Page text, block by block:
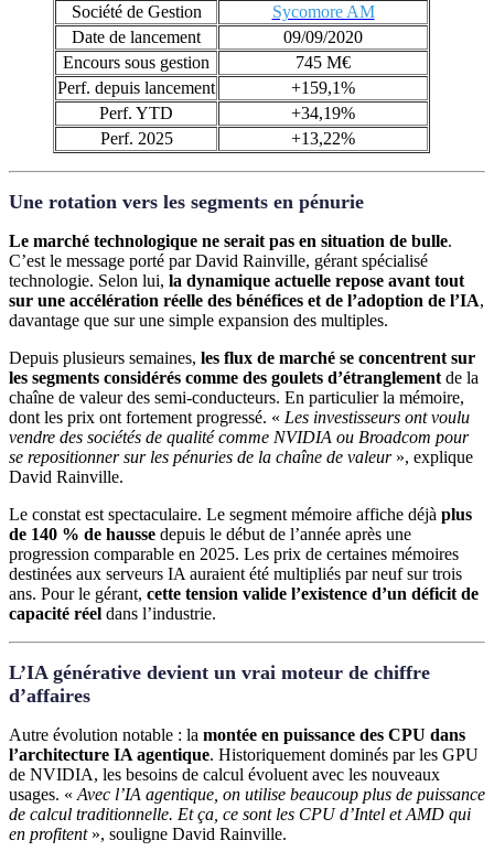
Société de Gestion
Sycomore AM
Date de lancement
09/09/2020
Encours sous gestion
745 M€
Perf. depuis lancement
+159,1%
Perf. YTD
+34,19%
Perf. 2025
+13,22%
Une rotation vers les segments en pénurie
Le marché technologique ne serait pas en situation de bulle.
C’est le message porté par David Rainville, gérant spécialisé
technologie. Selon lui, la dynamique actuelle repose avant tout
sur une accélération réelle des bénéfices et de l’adoption de l’IA,
davantage que sur une simple expansion des multiples.
Depuis plusieurs semaines, les flux de marché se concentrent sur
les segments considérés comme des goulets d’étranglement de la
chaîne de valeur des semi-conducteurs. En particulier la mémoire,
dont les prix ont fortement progressé. « Les investisseurs ont voulu
vendre des sociétés de qualité comme NVIDIA ou Broadcom pour
se repositionner sur les pénuries de la chaîne de valeur», explique
David Rainville.
Le constat est spectaculaire. Le segment mémoire affiche déjà plus
de 140 % de hausse depuis le début de l’année après une
progression comparable en 2025. Les prix de certaines mémoires
destinées aux serveurs IA auraient été multipliés par neuf sur trois
ans. Pour le gérant, cette tension valide l’existence d’un déficit de
capacité réel dans l’industrie.
L’IA générative devient un vrai moteur de chiffre
d’affaires
Autre évolution notable : la montée en puissance des CPU dans
l’architecture IA agentique. Historiquement dominés par les GPU
de NVIDIA, les besoins de calcul évoluent avec les nouveaux
usages. « Avec l’IA agentique, on utilise beaucoup plus de puissance
de calcul traditionnelle. Et ça, ce sont les CPU d’Intel et AMD qui
en profitent», souligne David Rainville.